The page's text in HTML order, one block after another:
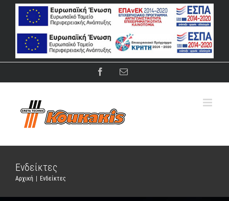
Μετάβαση
περιεχόμενο
FacebookEmail
Ενδείκτες
Αρχική Ενδείκτες